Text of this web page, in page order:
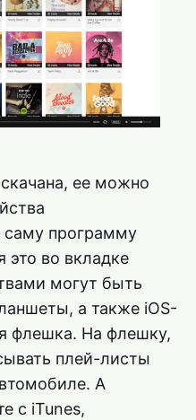
ее можно
саму программу
это во вкладке
могут быть
а также iOS-
флешка. На флешку,
плей-листы
А
с iTunes,